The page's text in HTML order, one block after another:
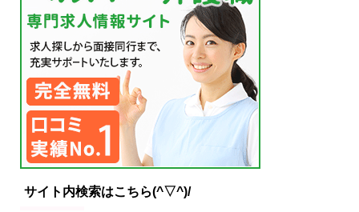
サイト内検索はこちら(^▽^)/